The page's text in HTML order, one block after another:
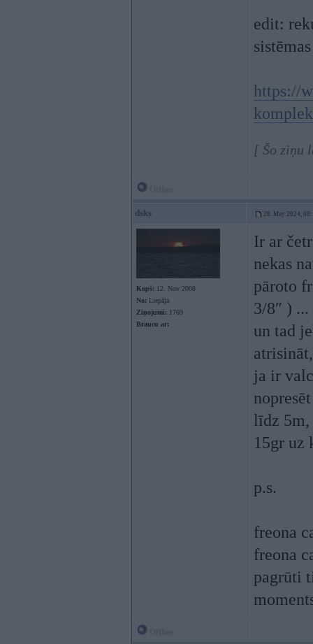
edit:
sistēmas
https://
[ Šo ziņu
dsks 28. May 2024,
Kopš: 12. Nov 2008
No: Liepāja
Ziņojumi: 1769
Braucu ar:
Ir ar
nekas
pāroto
3/8″ )
un tad
ja ir
līdz 5m,
15gr uz
p.s.
freona
freona
pagrūti